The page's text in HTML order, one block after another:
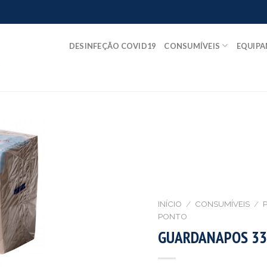
DESINFEÇÃO COVID19 CONSUMÍVEIS
INÍCIO / CONSUMÍVEIS /
PONTO
GUARDANAPOS